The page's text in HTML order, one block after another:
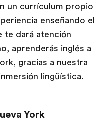
un currículum propio
enseñando el
te dará atención
aprenderás inglés a
gracias a nuestra
lingüística.
York